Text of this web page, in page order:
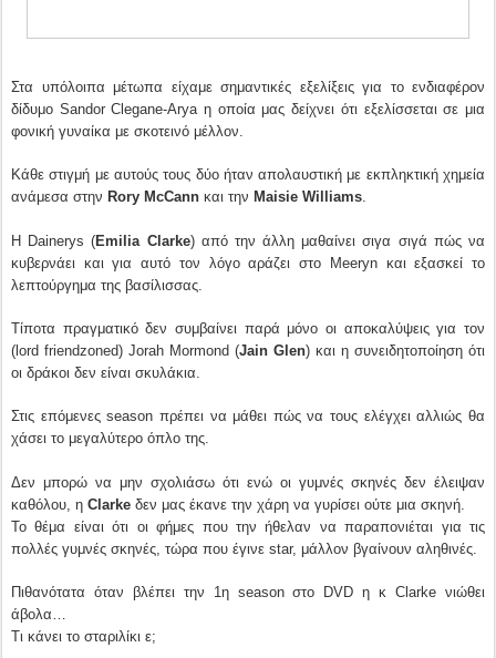
Στα υπόλοιπα μέτωπα είχαμε σημαντικές εξελίξεις για το ενδιαφέρον
δίδυμο Sandor Clegane-Arya η οποία μας δείχνει ότι εξελίσσεται σε μια
φονική γυναίκα με σκοτεινό μέλλον.
Κάθε στιγμή με αυτούς τους δύο ήταν απολαυστική με εκπληκτική χημεία
ανάμεσα στην Rory McCann και την Maisie Williams.
Η Dainerys (Emilia Clarke) από την άλλη μαθαίνει σιγα σιγά πώς να
κυβερνάει και για αυτό τον λόγο αράζει στο Meeryn και εξασκεί το
λεπτούργημα της βασίλισσας.
Τίποτα πραγματικό δεν συμβαίνει παρά μόνο οι αποκαλύψεις για τον
(lord friendzoned) Jorah Mormond (Jain Glen) και η συνειδητοποίηση ότι
οι δράκοι δεν είναι σκυλάκια.
Στις επόμενες season πρέπει να μάθει πώς να τους ελέγχει αλλιώς θα
χάσει το μεγαλύτερο όπλο της.
Δεν μπορώ να μην σχολιάσω ότι ενώ οι γυμνές σκηνές δεν έλειψαν
καθόλου, η Clarke δεν μας έκανε την χάρη να γυρίσει ούτε μια σκηνή.
Το θέμα είναι ότι οι φήμες που την ήθελαν να παραπονιέται για τις
πολλές γυμνές σκηνές, τώρα που έγινε star, μάλλον βγαίνουν αληθινές.
Πιθανότατα όταν βλέπει την 1η season στο DVD η κ Clarke νιώθει
άβολα…
Τι κάνει το σταριλίκι ε;